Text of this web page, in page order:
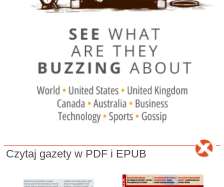
Czytaj gazety w PDF i EPUB